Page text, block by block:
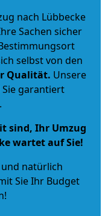
nach Lübbecke
Sachen sicher
selbst von den
Qualität. Unsere
garantiert
sind, Ihr Umzug
wartet auf Sie!
und natürlich
Sie Ihr Budget